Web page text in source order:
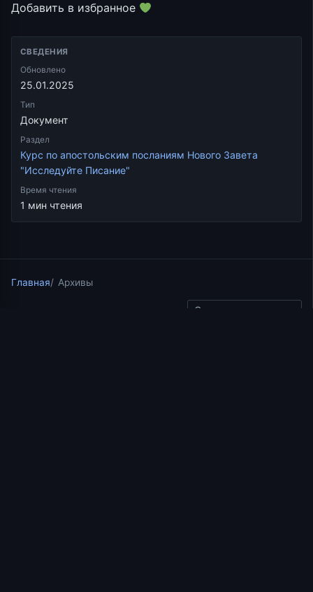
Добавить в избранное
СВЕДЕНИЯ
Обновлено
25.01.2025
Тип
Документ
Раздел
Курс по апостольским посланиям Нового Завета
"Исследуйте Писание"
Время чтения
1 мин чтения
Главная Архивы
Скопировать ссылку